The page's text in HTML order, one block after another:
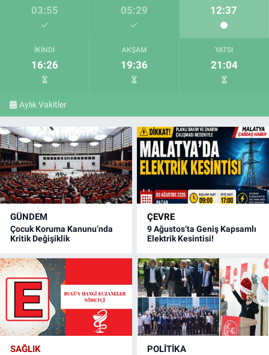
03:55 05:29 12:37
İKINDI
16:26
AKŞAM
19:36
YATSI
21:04
Aylık Vakitler
GÜNDEM
Çocuk Koruma Kanunu’nda
Kritik Değişiklik
ÇEVRE
9 Ağustos’ta Geniş Kapsamlı
Elektrik Kesintisi!
SAĞLIK POLITIKA